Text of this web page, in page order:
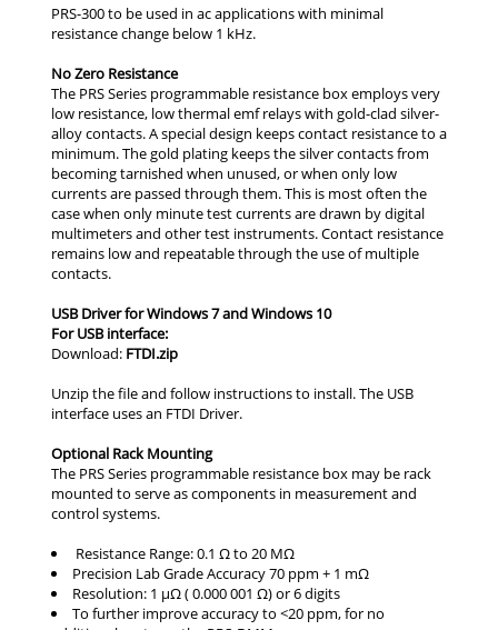
No Zero Resistance
USB Driver for Windows 7 and Windows 10
For USB interface:
FTDI.zip
Optional Rack Mounting
Resistance Range: 0.1 Ω to 20 MΩ
Precision Lab Grade Accuracy 70 ppm + 1 mΩ
Resolution: 1 μΩ ( 0.000 001 Ω) or 6 digits
To further improve accuracy to <20 ppm, for no